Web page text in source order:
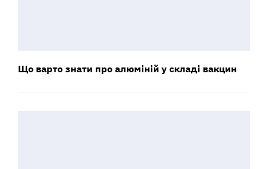
Що варто знати про алюміній у складі вакцин